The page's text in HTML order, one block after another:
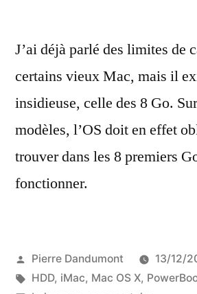
J’ai déjà parlé des limites de
certains vieux Mac, mais il
insidieuse, celle des 8 Go.
modèles, l’OS doit en effet
trouver dans les 8 premiers
fonctionner.
Publié
par
Pierre Dandumont 13/12/
Étiquettes :
HDD, iMac, Mac OS X,